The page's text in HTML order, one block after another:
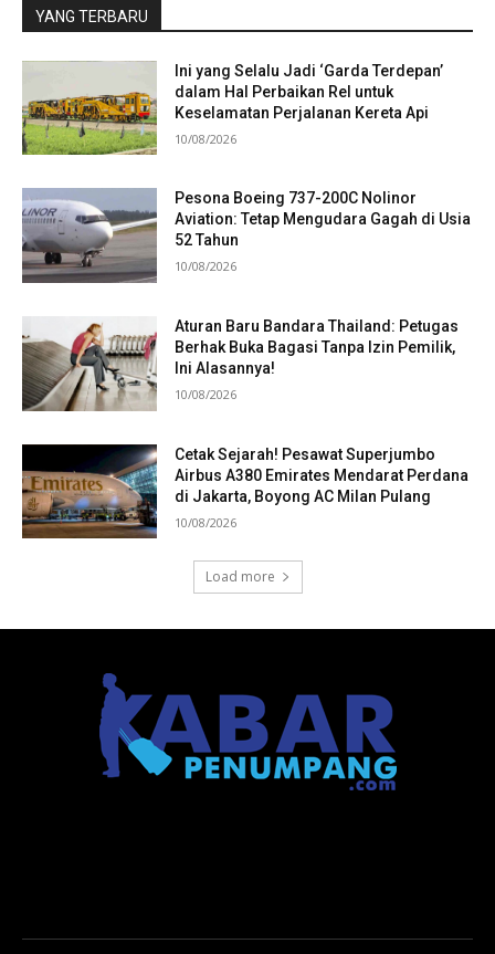
YANG TERBARU
Ini yang Selalu Jadi ‘Garda Terdepan’
dalam Hal Perbaikan Rel untuk
Keselamatan Perjalanan Kereta Api
10/08/2026
Pesona Boeing 737-200C Nolinor
Aviation: Tetap Mengudara Gagah di Usia
52 Tahun
10/08/2026
Aturan Baru Bandara Thailand: Petugas
Berhak Buka Bagasi Tanpa Izin Pemilik,
Ini Alasannya!
10/08/2026
Cetak Sejarah! Pesawat Superjumbo
Airbus A380 Emirates Mendarat Perdana
di Jakarta, Boyong AC Milan Pulang
10/08/2026
Load more